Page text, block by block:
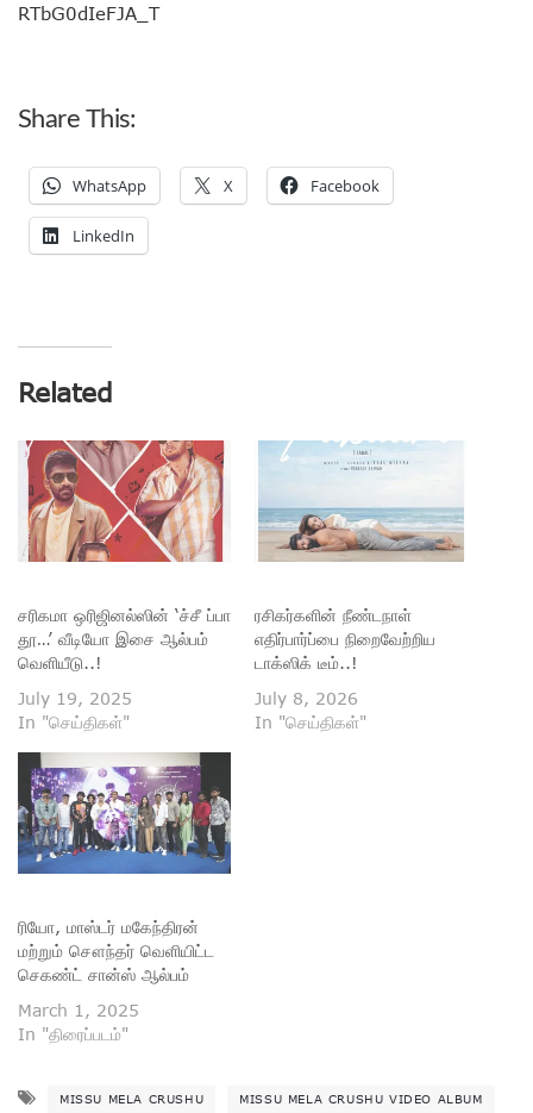
RTbG0dIeFJA_T
Share This:
WhatsApp X Facebook
LinkedIn
Related
சரிகமா ஒரிஜினல்ஸின் ‘ச்சீ ப்பா
தூ…’ வீடியோ இசை ஆல்பம்
வெளியீடு..!
July 19, 2025
In "செய்திகள்"
ரசிகர்களின் நீண்டநாள்
எதிர்பார்ப்பை நிறைவேற்றிய
டாக்ஸிக் டீம்..!
July 8, 2026
In "செய்திகள்"
ரியோ, மாஸ்டர் மகேந்திரன்
மற்றும் சௌந்தர் வெளியிட்ட
செகண்ட் சான்ஸ் ஆல்பம்
March 1, 2025
In "திரைப்படம்"
MISSU MELA CRUSHU MISSU MELA CRUSHU VIDEO ALBUM